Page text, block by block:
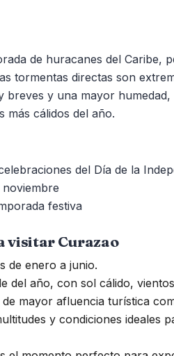
de huracanes del
tormentas directas son
breves y una mayor
más cálidos del año.
del Día de la
festiva
visitar Curazao
de enero a junio.
del año, con sol cálido,
mayor afluencia turística
y condiciones ideales